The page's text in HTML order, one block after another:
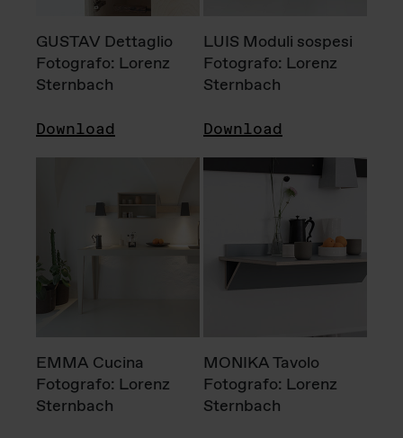
GUSTAV Dettaglio
Fotografo: Lorenz
Sternbach
Download
LUIS Moduli sospesi
Fotografo: Lorenz
Sternbach
Download
EMMA Cucina
Fotografo: Lorenz
Sternbach
MONIKA Tavolo
Fotografo: Lorenz
Sternbach